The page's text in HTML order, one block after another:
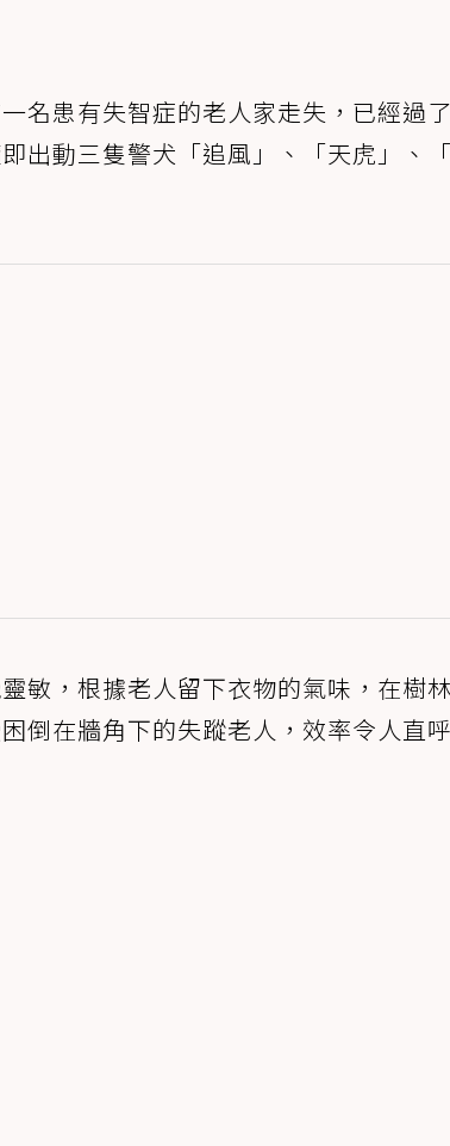
名患有失智症的老人家走失，已經過
出動三隻警犬「追風」、「天虎」、
敏，根據老人留下衣物的氣味，在樹
倒在牆角下的失蹤老人，效率令人直